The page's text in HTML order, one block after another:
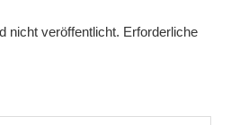
nicht veröffentlicht. Erforderliche